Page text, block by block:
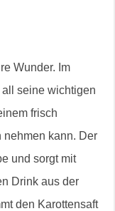
Wunder. Im
seine wichtigen
frisch
nehmen kann. Der
und sorgt mit
Drink aus der
den Karottensaft